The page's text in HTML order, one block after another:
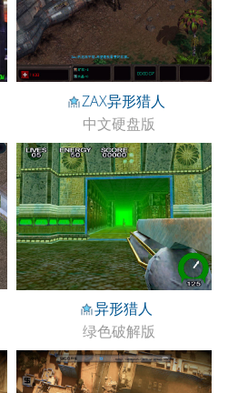
ZAX异形猎人
中文硬盘版
异形猎人
绿色破解版